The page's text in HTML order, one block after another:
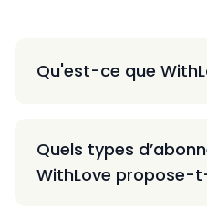
Qu'est-ce que
Quels types
WithLove propose-